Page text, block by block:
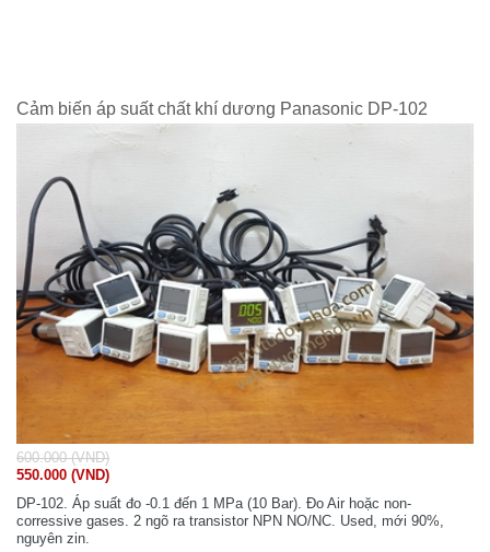
Cảm biến áp suất chất khí dương Panasonic DP-102
600.000 (VND)
550.000 (VND)
DP-102. Áp suất đo -0.1 đến 1 MPa (10 Bar). Đo Air hoặc non-
corressive gases. 2 ngõ ra transistor NPN NO/NC. Used, mới 90%,
nguyên zin.